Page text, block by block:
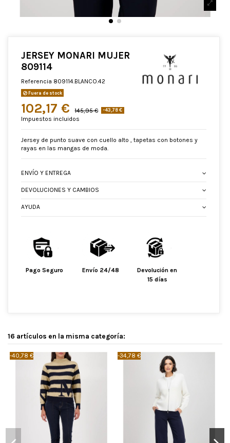
JERSEY MONARI MUJER
809114
Referencia 809114.BLANCO.42
Fuera de stock
102,17 € 145,95 € -43,78 €
Impuestos incluidos
Jersey de punto suave con cuello alto , tapetas con botones y
rayas en las mangas de moda.
ENVÍO Y ENTREGA
DEVOLUCIONES Y CAMBIOS
AYUDA
Pago Seguro Envío 24/48
Devolución en
15 días
16 artículos en la misma categoría:
-40,78 € -34,78 €